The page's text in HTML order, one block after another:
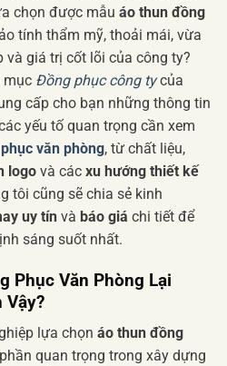
chọn được mẫu áo thun đồng
tính thẩm mỹ, thoải mái, vừa
giá trị cốt lõi của công ty?
mục Đồng phục công tycủa
cấp cho bạn những thông tin
yếu tố quan trọng cần xem
văn phòng, từ chất liệu,
logo và các xu hướng thiết kế
tôi cũng sẽ chia sẻ kinh
uy tín và báo giá chi tiết để
sáng suốt nhất.
Phục Văn Phòng Lại
Vậy?
lựa chọn áo thun đồng
quan trọng trong xây dựng